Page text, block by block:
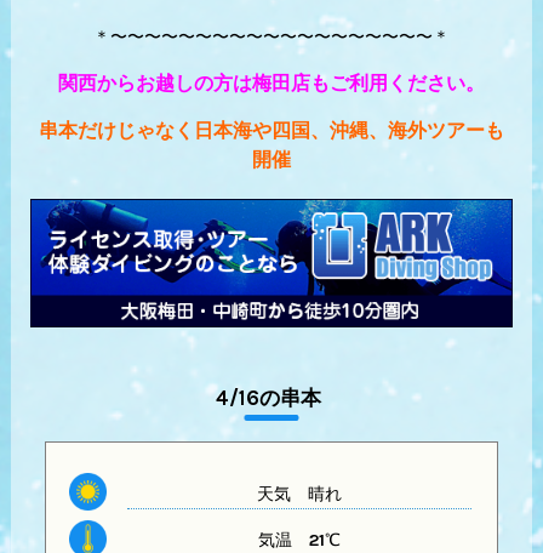
＊〜〜〜〜〜〜〜〜〜〜〜〜〜〜〜〜〜〜〜＊
関西からお越しの方は梅田店もご利用ください。
串本だけじゃなく日本海や四国、沖縄、海外ツアーも
開催
4/16の串本
天気晴れ
気温 21℃